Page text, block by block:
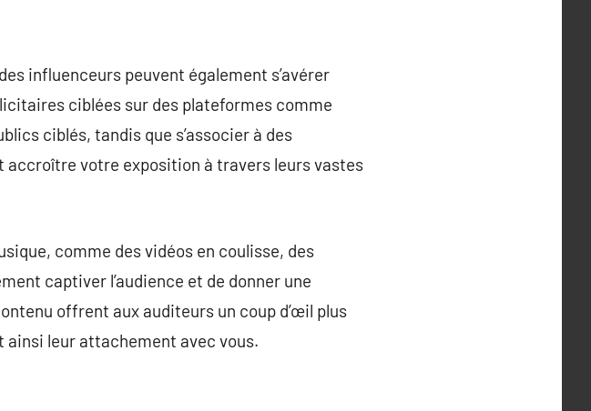
influenceurs peuvent également s’avérer
ciblées sur des plateformes comme
ciblés, tandis que s’associer à des
votre exposition à travers leurs vastes
comme des vidéos en coulisse, des
captiver l’audience et de donner une
offrent aux auditeurs un coup d’œil plus
ainsi leur attachement avec vous.